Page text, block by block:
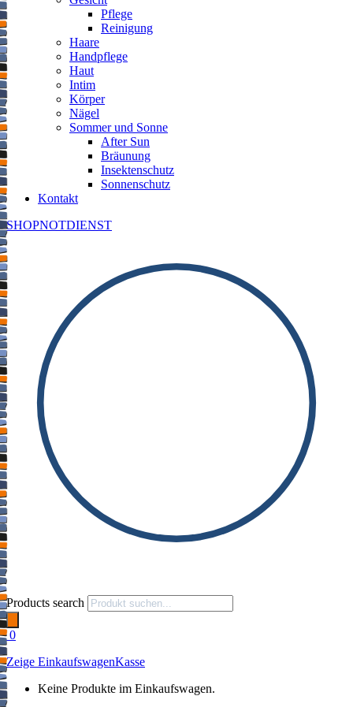
Pflege
Reinigung
Haare
Handpflege
Haut
Intim
Körper
Nägel
Sommer und Sonne
After Sun
Bräunung
Insektenschutz
Sonnenschutz
Kontakt
SHOPNOTDIENST
Products search
0
Zeige EinkaufswagenKasse
Keine Produkte im Einkaufswagen.